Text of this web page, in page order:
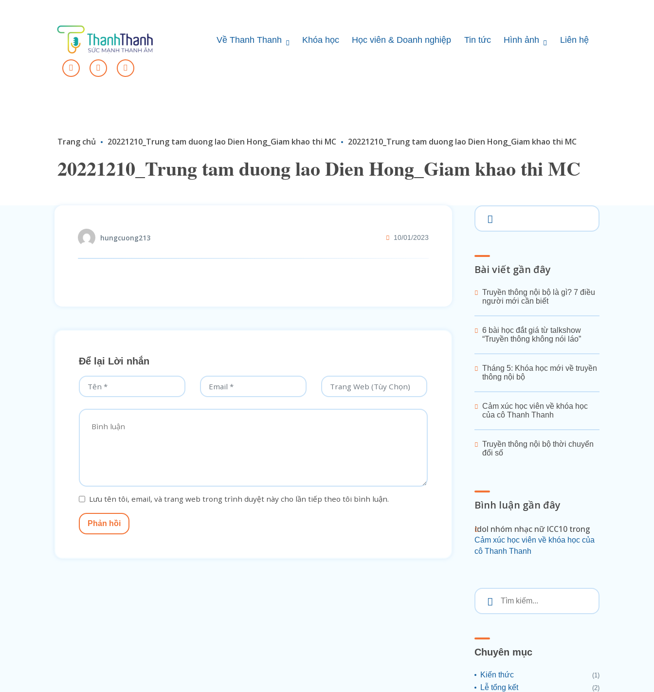
Về Thanh Thanh Khóa học Học viên & Doanh nghiệp Tin tức Hình ảnh Liên hệ
Trang chủ 20221210_Trung tam duong lao Dien Hong_Giam khao thi MC 20221210_Trung tam duong lao Dien Hong_Giam khao thi MC
20221210_Trung tam duong lao Dien Hong_Giam khao thi MC
hungcuong213 10/01/2023
Để lại Lời nhắn
Lưu tên tôi, email, và trang web trong trình duyệt này cho lần tiếp theo tôi bình luận.
Phản hồi
Bài viết gần đây
Truyền thông nội bộ là gì? 7 điều
người mới cần biết
6 bài học đắt giá từ talkshow
“Truyền thông không nói láo”
Tháng 5: Khóa học mới về truyền
thông nội bộ
Cảm xúc học viên về khóa học
của cô Thanh Thanh
Truyền thông nội bộ thời chuyển
đổi số
Bình luận gần đây
Idol nhóm nhạc nữ ICC10trong
Cảm xúc học viên về khóa học của
cô Thanh Thanh
Chuyên mục
Kiến thức (1)
Lễ tổng kết (2)